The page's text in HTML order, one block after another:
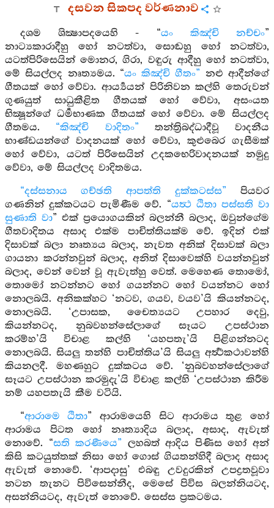
දසවන සිකපද වර්ණනාව
දශම ශික්‍ෂාපදයෙහි - “යං කිඤ්චි නච්චං”
නාට්‍යකාරාදීහු හෝ නටත්වා, සොඬහු හෝ නටත්වා,
යටත්පිරිසෙයින් මොනර, ගිරා, වඳුරු ආදීහු හෝ නටත්වා,
මේ සියල්ලද නෘත්‍යමය. “යං කිඤ්චි ගීතං” නළු ආදීන්ගේ
ගීතයක් හෝ වේවා. ආර්‍ය්‍යයන් පිරිනිවන කල්හි තෙරුවන්
ගුණයුත් සාධුකීළිත ගීතයක් හෝ වේවා, අසංයත
භික්‍ෂූන්ගේ ධර්‍මභාණක ගීතයක් හෝ වේවා. මේ සියල්ලද
ගීතමය. “කිඤ්චි වාදිතං” තන්ත්‍රිබද්ධාදීවූ වාදනීය
භාණ්ඩයන්ගේ වාදනයක් හෝ වේවා, කුළුබෙර ගැසීමක්
හෝ වේවා, යටත් පිරිසෙයින් උදකභෙරිවාදනයක් නමුදු
වේවා, මේ සියල්ලද වාදිතමය.
“දස්සනාය ගච්ඡති ආපත්ති දුක්කටස්ස” පියවර
ගණනින් දුක්කටයට පැමිණීම වේ. “යත්‍ථ ඨිතා පස්සති වා
සුණාති වා” එක් ප්‍රයොගයකින් බලන්නී බලාද, ඔවුන්ගේම
ගීතවාදිතය අසාද එක්ම පාචිත්තියක්ම වේ. ඉදින් එක්
දිසාවක් බලා නෘත්‍යය බලාද, නැවත අනික් දිසාවක් බලා
ගායනා කරන්නවුන් බලාද, අනිත් දිසාවෙක්හි වයන්නවුන්
බලාද, වෙන් වෙන් වූ ඇවැත්හු වෙත්. මෙහෙණ තොමෝ,
තොමෝ නටන්නට හෝ ගයන්නට හෝ වයන්නට හෝ
නොලබයි. අනිකක්හට ‘නටව, ගයව, වයව’යි කියන්නටද,
නොලබයි. ‘උපාසක, චෛත්‍යයට උපහාර දෙවු,
කියන්නටද, නුබවහන්සේලාගේ සෑයට උපස්ථාන
කරම්හ’යි විචාළ කල්හි ‘යහපතැ’යි පිළිගන්නටද
නොලබයි. සියලු තන්හි පාචිත්තිය’යි සියලු අර්‍ත්‍ථකථාවන්හි
කියනලදී. මහණහුට දුක්කටය වේ. ‘නුබවහන්සේලාගේ
සෑයට උපස්ථාන කරමුදැ’යි විචාළ කල්හි ‘උපස්ථාන කිරීම
නම් යහපතැයි කීම වටියි.
“ආරාමෙ ඨිතා” ආරාමයෙහි සිට ආරාමය තුළ හෝ
ආරාමය පිටත හෝ නෘත්‍යාදිය බලාද, අසාද, ඇවැත්
නොවේ. “සති කරණීයෙ” ලහබත් ආදිය පිණිස හෝ අන්
කිසි කටයුත්තක් නිසා හෝ ගොස් ගියතන්හිදී බලාද අසාද
ඇවැත් නොවේ. ‘ආපදාසු’ එබඳු උවදුරකින් උපද්‍රතවූවා
නටන තැනට පිවිසෙන්නීද, මෙසේ පිවිස බලන්නියටද,
අසන්නියටද, ඇවැත් නොවේ. සෙස්ස ප්‍රකටමය.